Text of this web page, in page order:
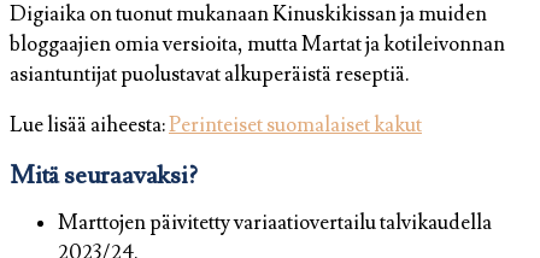
Digiaika on tuonut mukanaan Kinuskikissan ja muiden
bloggaajien omia versioita, mutta Martat ja kotileivonnan
asiantuntijat puolustavat alkuperäistä reseptiä.
Lue lisää aiheesta:Perinteiset suomalaiset kakut
Mitä seuraavaksi?
Marttojen päivitetty variaatiovertailu talvikaudella